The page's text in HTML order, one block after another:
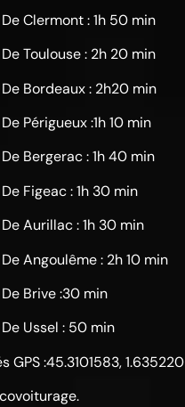
De Clermont : 1h 50 min
De Toulouse : 2h 20 min
De Bordeaux : 2h20 min
De Périgueux :1h 10 min
De Bergerac : 1h 40 min
De Figeac : 1h 30 min
De Aurillac : 1h 30 min
De Angoulême : 2h 10 min
De Brive :30 min
De Ussel : 50 min
GPS :45.3101583, 1.635220